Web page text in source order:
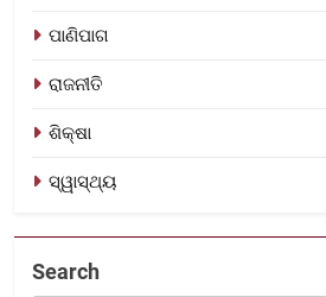
ପାଣିପାଗ
ରାଜନୀତି
ଶିକ୍ଷା
ସ୍ୱାସ୍ଥ୍ୟ
Search